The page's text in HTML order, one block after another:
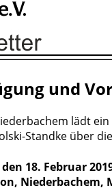
und
lädt
Standke über
den 18. Februar
Niederbachem,